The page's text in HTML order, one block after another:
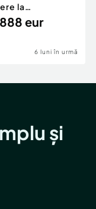
la
Mega
eur
6 luni în urmă
și